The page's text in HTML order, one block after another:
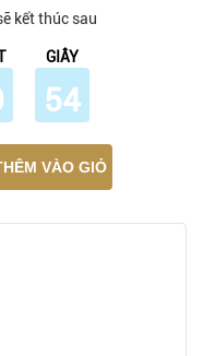
kết thúc sau
GIÂY
53
VÀO GIỎ